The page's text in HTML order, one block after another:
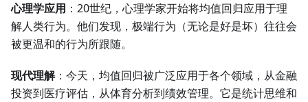
心理学应用 ：20世纪，心理学家开始将均值回归应用于理
解人类行为。他们发现，极端行为（无论是好是坏）往往会
被更温和的行为所跟随。
现代理解：今天，均值回归被广泛应用于各个领域，从金融
投资到医疗评估，从体育分析到绩效管理。它是统计思维和